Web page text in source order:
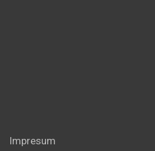
Impresum